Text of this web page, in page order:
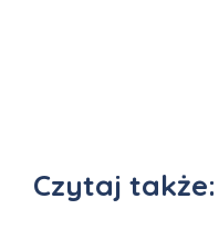
Czytaj także: